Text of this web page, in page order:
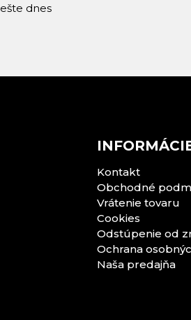
ešte dnes
Kontakt
Obchodné
Vrátenie tovaru
Cookies
Odstúpenie od
Ochrana
Naša predajňa